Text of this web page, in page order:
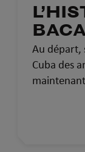
Au départ,
Cuba des